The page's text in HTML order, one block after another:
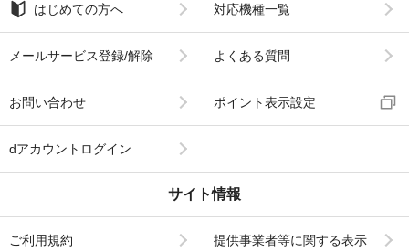
はじめての方へ 対応機種一覧
メールサービス登録/解除 よくある質問
お問い合わせ ポイント表示設定
dアカウントログイン
サイト情報
ご利用規約 提供事業者等に関する表示